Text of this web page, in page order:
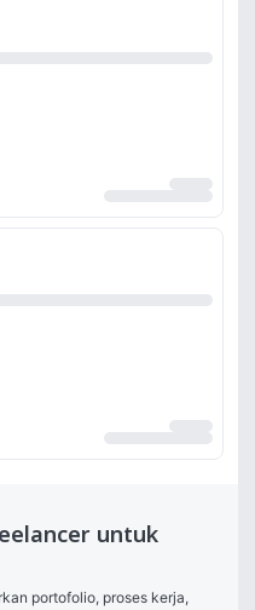
untuk
portofolio, proses kerja,